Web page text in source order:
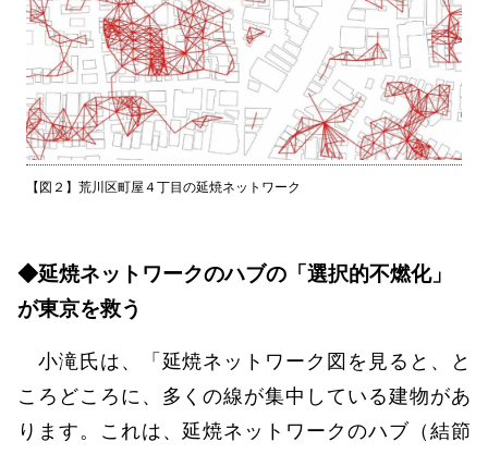
【図２】荒川区町屋４丁目の延焼ネットワーク
◆延焼ネットワークのハブの「選択的不燃化」
が東京を救う
小滝氏は、「延焼ネットワーク図を見ると、と
ころどころに、多くの線が集中している建物があ
ります。これは、延焼ネットワークのハブ（結節